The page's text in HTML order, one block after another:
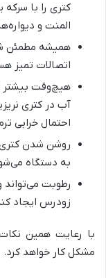
کتری را با
المنت و
همیشه مطمئن
اتصالات تمیز
هیچ‌وقت بیشتر
آب در کتری
احتمال خرابی
روشن شدن
به دستگاه
رطوبت می‌تواند
زودرس ایجاد
با رعایت همین
مشکل کار خواهد کرد.